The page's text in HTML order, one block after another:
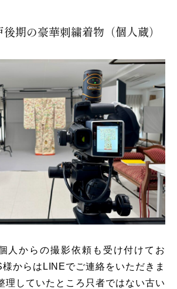
期の豪華刺繍着物（個人蔵）
人からの撮影依頼も受け付けてお
からはLINEでご連絡をいただきま
理していたところ只者ではない古い